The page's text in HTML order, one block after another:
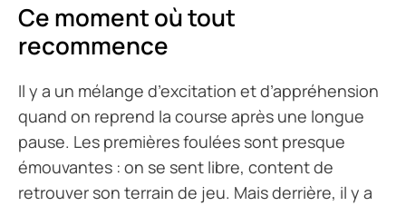
Ce moment où tout
recommence
Il y a un mélange d’excitation et d’appréhension
quand on reprend la course après une longue
pause. Les premières foulées sont presque
émouvantes : on se sent libre, content de
retrouver son terrain de jeu. Mais derrière, il y a